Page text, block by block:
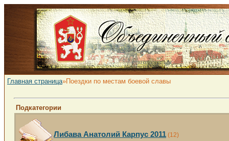
Главная страница»Поездки по местам боевой славы
Подкатегории
Либава Анатолий Карпус 2011 (12)